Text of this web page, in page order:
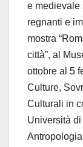
e medievale
regnanti e
mostra
città”, al
ottobre al 5
Culture,
Culturali in
Università